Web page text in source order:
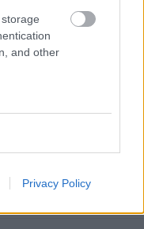
and other
Privacy Policy
csupán
mellé sem
nincs
Ilyen Szentesi-
liberálisok a